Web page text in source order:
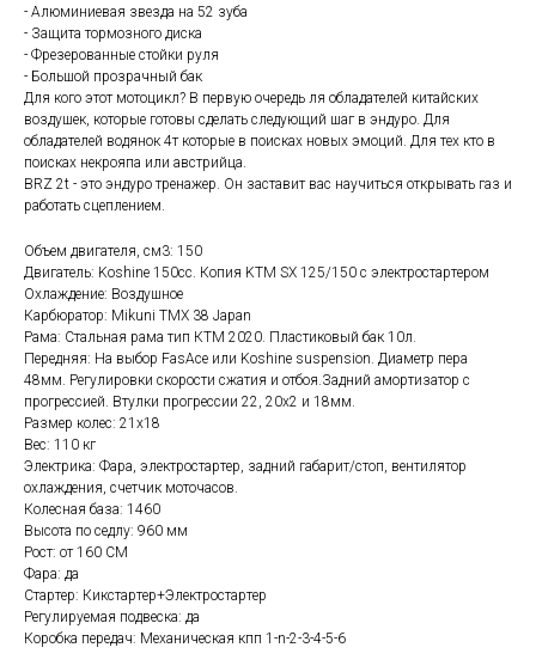
- Алюминиевая звезда на 52 зуба
- Защита тормозного диска
- Фрезерованные стойки руля
- Большой прозрачный бак
Для кого этот мотоцикл? В первую очередь ля обладателей китайских
воздушек, которые готовы сделать следующий шаг в эндуро. Для
обладателей водянок 4т которые в поисках новых эмоций. Для тех кто в
поисках некрояпа или австрийца.
BRZ 2t - это эндуро тренажер. Он заставит вас научиться открывать газ и
работать сцеплением.
Объем двигателя, см3: 150
Двигатель: Koshine 150cc. Копия KTM SX 125/150 с электростартером
Охлаждение: Воздушное
Карбюратор: Mikuni TMX 38 Japan
Рама: Стальная рама тип КТМ 2020. Пластиковый бак 10л.
Передняя: На выбор FasAce или Koshine suspension. Диаметр пера
48мм. Регулировки скорости сжатия и отбоя.Задний амортизатор с
прогрессией. Втулки прогрессии 22, 20х2 и 18мм.
Размер колес: 21х18
Вес: 110 кг
Электрика: Фара, электростартер, задний габарит/стоп, вентилятор
охлаждения, счетчик моточасов.
Колесная база: 1460
Высота по седлу: 960 мм
Рост: от 160 СМ
Фара: да
Стартер: Кикстартер+Электростартер
Регулируемая подвеска: да
Коробка передач: Механическая кпп 1-n-2-3-4-5-6